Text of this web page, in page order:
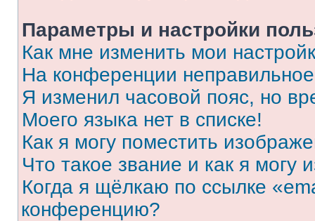
Параметры и настройки
Как мне изменить мои
На конференции
Я изменил часовой пояс, но
Моего языка нет в списке!
Как я могу поместить
Что такое звание и как я могу
Когда я щёлкаю по ссылке
конференцию?